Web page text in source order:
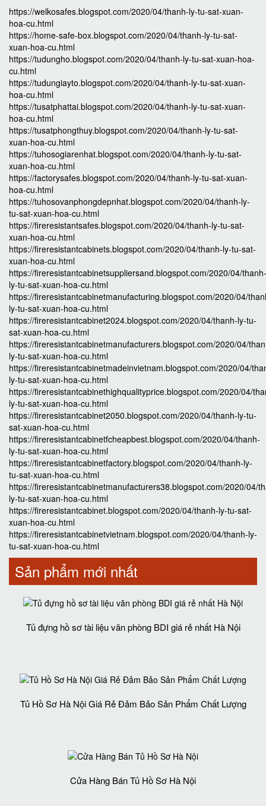
https://welkosafes.blogspot.com/2020/04/thanh-ly-tu-sat-xuan-
hoa-cu.html
https://home-safe-box.blogspot.com/2020/04/thanh-ly-tu-sat-
xuan-hoa-cu.html
https://tudungho.blogspot.com/2020/04/thanh-ly-tu-sat-xuan-hoa-
cu.html
https://tudungiayto.blogspot.com/2020/04/thanh-ly-tu-sat-xuan-
hoa-cu.html
https://tusatphattai.blogspot.com/2020/04/thanh-ly-tu-sat-xuan-
hoa-cu.html
https://tusatphongthuy.blogspot.com/2020/04/thanh-ly-tu-sat-
xuan-hoa-cu.html
https://tuhosogiarenhat.blogspot.com/2020/04/thanh-ly-tu-sat-
xuan-hoa-cu.html
https://factorysafes.blogspot.com/2020/04/thanh-ly-tu-sat-xuan-
hoa-cu.html
https://tuhosovanphongdepnhat.blogspot.com/2020/04/thanh-ly-
tu-sat-xuan-hoa-cu.html
https://fireresistantsafes.blogspot.com/2020/04/thanh-ly-tu-sat-
xuan-hoa-cu.html
https://fireresistantcabinets.blogspot.com/2020/04/thanh-ly-tu-sat-
xuan-hoa-cu.html
https://fireresistantcabinetsuppliersand.blogspot.com/2020/04/thanh-
ly-tu-sat-xuan-hoa-cu.html
https://fireresistantcabinetmanufacturing.blogspot.com/2020/04/
ly-tu-sat-xuan-hoa-cu.html
https://fireresistantcabinet2024.blogspot.com/2020/04/thanh-ly-tu-
sat-xuan-hoa-cu.html
https://fireresistantcabinetmanufacturers.blogspot.com/2020/04/
ly-tu-sat-xuan-hoa-cu.html
https://fireresistantcabinetmadeinvietnam.blogspot.com/2020/04/
ly-tu-sat-xuan-hoa-cu.html
https://fireresistantcabinethighqualityprice.blogspot.com/2020/04/
ly-tu-sat-xuan-hoa-cu.html
https://fireresistantcabinet2050.blogspot.com/2020/04/thanh-ly-tu-
sat-xuan-hoa-cu.html
https://fireresistantcabinetfcheapbest.blogspot.com/2020/04/thanh-
ly-tu-sat-xuan-hoa-cu.html
https://fireresistantcabinetfactory.blogspot.com/2020/04/thanh-ly-
tu-sat-xuan-hoa-cu.html
https://fireresistantcabinetmanufacturers38.blogspot.com/2020/04/
ly-tu-sat-xuan-hoa-cu.html
https://fireresistantcabinet.blogspot.com/2020/04/thanh-ly-tu-sat-
xuan-hoa-cu.html
https://fireresistantcabinetvietnam.blogspot.com/2020/04/thanh-ly-
tu-sat-xuan-hoa-cu.html
Sản phẩm mới nhất
Tủ đựng hồ sơ tài liệu văn phòng BDI giá rẻ nhất Hà Nội
Tủ Hồ Sơ Hà Nội Giá Rẻ Đảm Bảo Sản Phẩm Chất Lượng‎
Cửa Hàng Bán Tủ Hồ Sơ Hà Nội